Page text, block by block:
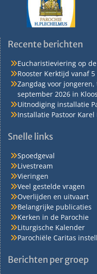
Recente berichten
Eucharistieviering op
Rooster Kerktijd vanaf
Zangdag voor
september 2026 in
Uitnodiging installatie
Installatie Pastoor
Snelle links
Spoedgeval
Livestream
Vieringen
Veel gestelde vragen
Overlijden en uitvaart
Belangrijke publicaties
Kerken in de Parochie
Liturgische Kalender
Parochiële Caritas
Berichten per groep